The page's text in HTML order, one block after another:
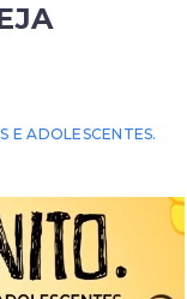
E ADOLESCENTES.